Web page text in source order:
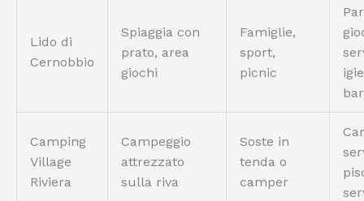
Lido di
Cernobbio
Spiaggia con
prato, area
giochi
Famiglie,
sport,
picnic
bar
Camping
Village
Riviera
Campeggio
attrezzato
sulla riva
Soste in
tenda o
camper